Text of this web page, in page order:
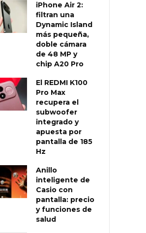
iPhone Air 2:
filtran una
Dynamic Island
más pequeña,
doble cámara
de 48 MP y
chip A20 Pro
El REDMI K100
Pro Max
recupera el
subwoofer
integrado y
apuesta por
pantalla de 185
Hz
Anillo
inteligente de
Casio con
pantalla: precio
y funciones de
salud